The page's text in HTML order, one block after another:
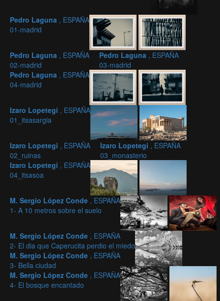
Pedro Laguna , ESPAÑA
01-madrid
Pedro Laguna , ESPAÑA
02-madrid
Pedro Laguna , ESPAÑA
03-madrid
Pedro Laguna , ESPAÑA
04-madrid
Izaro Lopetegi , ESPAÑA
01_itsasargia
Izaro Lopetegi , ESPAÑA
02_ruinas
Izaro Lopetegi , ESPAÑA
03_monasterio
Izaro Lopetegi , ESPAÑA
04_itsasoa
M. Sergio López Conde , ESPAÑA
1- A 10 metros sobre el suelo
M. Sergio López Conde , ESPAÑA
2- El dia que Caperucita perdio el miedo
M. Sergio López Conde , ESPAÑA
3- Bella ciudad
M. Sergio López Conde , ESPAÑA
4- El bosque encantado